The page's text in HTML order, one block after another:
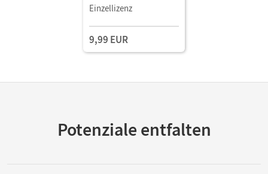
Einzellizenz
9,99 EUR
Potenziale entfalten